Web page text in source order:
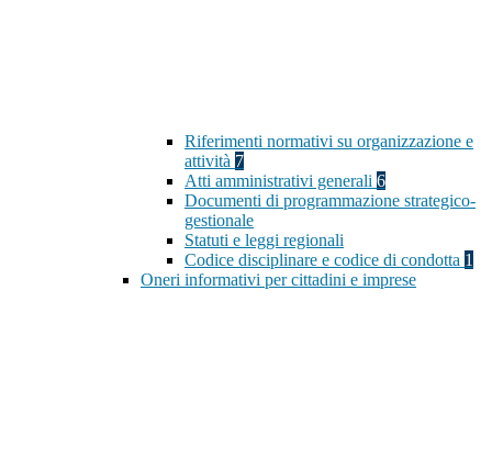
Riferimenti normativi su organizzazione e
attività 7
Atti amministrativi generali 6
Documenti di programmazione strategico-
gestionale
Statuti e leggi regionali
Codice disciplinare e codice di condotta 1
Oneri informativi per cittadini e imprese